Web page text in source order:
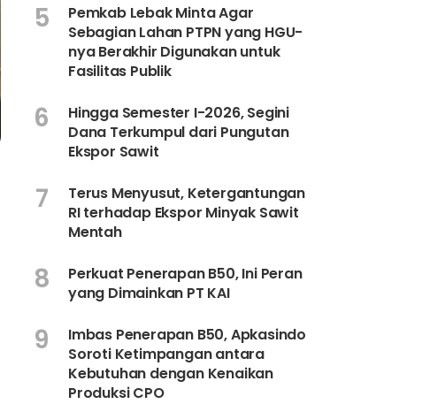
5
Pemkab Lebak Minta Agar
Sebagian Lahan PTPN yang HGU-
nya Berakhir Digunakan untuk
Fasilitas Publik
6
Hingga Semester I-2026, Segini
Dana Terkumpul dari Pungutan
Ekspor Sawit
7
Terus Menyusut, Ketergantungan
RI terhadap Ekspor Minyak Sawit
Mentah
8
Perkuat Penerapan B50, Ini Peran
yang Dimainkan PT KAI
9
Imbas Penerapan B50, Apkasindo
Soroti Ketimpangan antara
Kebutuhan dengan Kenaikan
Produksi CPO